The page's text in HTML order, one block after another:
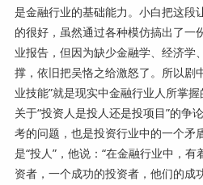
是金融行业的基础能力。小白把这段
的很好，虽然通过各种模仿搞出了一
业报告，但因为缺少金融学、经济学
撑，依旧把吴恪之给激怒了。所以剧
业技能”就是现实中金融行业人所掌
关于“投资人是投人还是投项目”的争
考的问题，也是投资行业中的一个矛
是“投人”，他说：“在金融行业中，
资者，一个成功的投资者，他们的成